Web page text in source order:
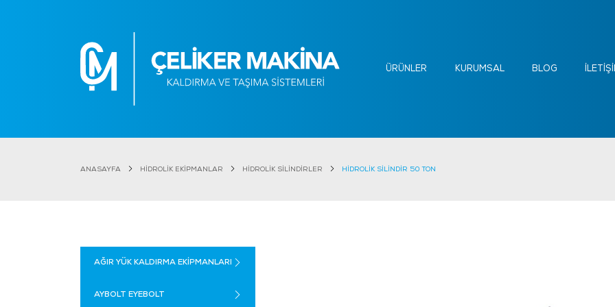
ÜRÜNLER KURUMSAL BLOG
ANASAYFA HİDROLİK EKİPMANLAR HİDROLİK SİLİNDİRLER HİDROLİK SİLİNDİR 50 TON
AĞIR YÜK KALDIRMA EKİPMANLARI
AYBOLT EYEBOLT